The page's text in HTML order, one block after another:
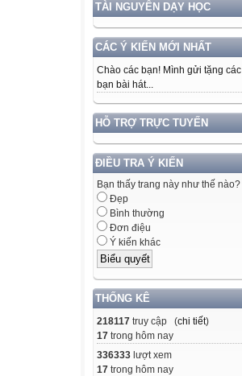
TÀI NGUYÊN DẠY HỌC
CÁC Ý KIẾN MỚI NHẤT
Chào các bạn! Mình gửi tặng các
bạn bài hát...
HỖ TRỢ TRỰC TUYẾN
ĐIỀU TRA Ý KIẾN
Bạn thấy trang này như thế nào?
Đẹp
Bình thường
Đơn điệu
Ý kiến khác
THỐNG KÊ
218117 truy cập (chi tiết)
17 trong hôm nay
336333 lượt xem
17 trong hôm nay